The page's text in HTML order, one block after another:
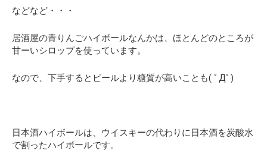
などなど・・・
居酒屋の青りんごハイボールなんかは、ほとんどのところが
甘ーいシロップを使っています。
なので、下手するとビールより糖質が高いことも( ﾟДﾟ)
日本酒ハイボールは、ウイスキーの代わりに日本酒を炭酸水
で割ったハイボールです。